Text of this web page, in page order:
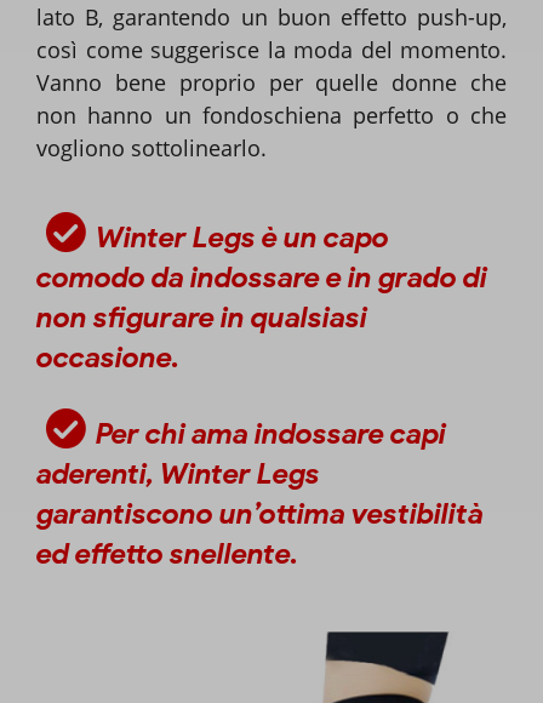
lato B, garantendo un buon effetto push-up,
così come suggerisce la moda del momento.
Vanno bene proprio per quelle donne che
non hanno un fondoschiena perfetto o che
vogliono sottolinearlo.
Winter Legs è un capo
comodo da indossare e in grado di
non sfigurare in qualsiasi
occasione.
Per chi ama indossare capi
aderenti, Winter Legs
garantiscono un’ottima vestibilità
ed effetto snellente.